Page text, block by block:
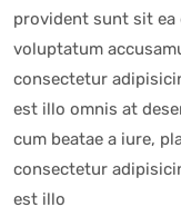
provident sunt sit ea
voluptatum
consectetur
est illo omnis at
cum beatae a iure,
consectetur
est illo